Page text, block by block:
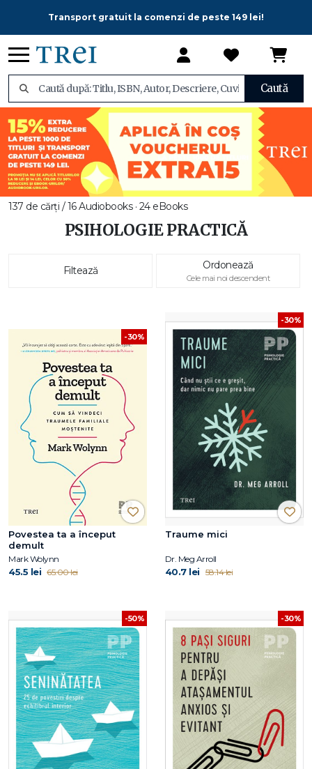
Transport gratuit la comenzi de peste 149 lei!
Caută
137 de cărți / 16 Audiobooks · 24 eBooks
PSIHOLOGIE PRACTICĂ
Filtează Ordonează
Cele mai noi descendent
-30%
Povestea ta a început
demult
Mark Wolynn
45.5 lei 65.00 lei
-30%
Traume mici
Dr. Meg Arroll
40.7 lei 58.14 lei
-50% -30%